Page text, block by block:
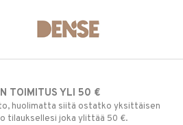
TOIMITUS YLI 50 €
huolimatta siitä ostatko yksittäisen
tilauksellesi joka ylittää 50 €.